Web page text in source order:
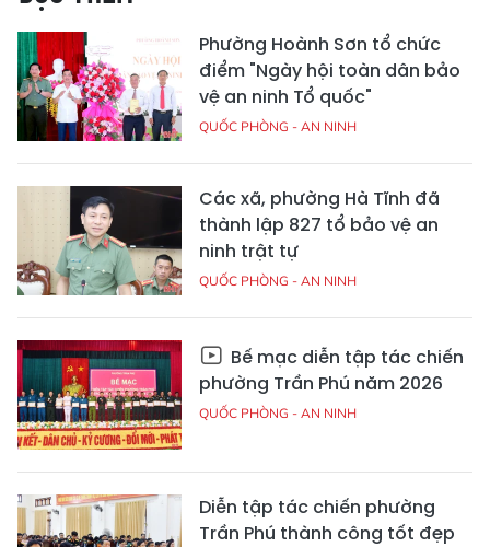
Phường Hoành Sơn tổ chức
điểm "Ngày hội toàn dân bảo
vệ an ninh Tổ quốc"
QUỐC PHÒNG - AN NINH
Các xã, phường Hà Tĩnh đã
thành lập 827 tổ bảo vệ an
ninh trật tự
QUỐC PHÒNG - AN NINH
Bế mạc diễn tập tác chiến
phường Trần Phú năm 2026
QUỐC PHÒNG - AN NINH
Diễn tập tác chiến phường
Trần Phú thành công tốt đẹp